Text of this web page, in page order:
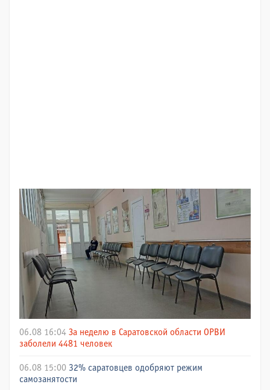
06.08 16:04 За неделю в Саратовской области ОРВИ
заболели 4481 человек
06.08 15:00 32% саратовцев одобряют режим
самозанятости